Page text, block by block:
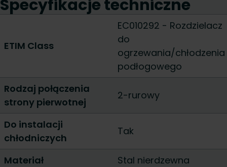
Specyfikacje techniczne
ETIM Class
EC010292 - Rozdzielacz
do
ogrzewania/chłodzenia
podłogowego
Rodzaj połączenia
strony pierwotnej
2-rurowy
Do instalacji
chłodniczych
Tak
Materiał
Stal nierdzewna